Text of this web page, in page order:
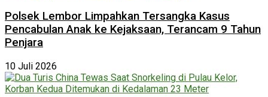
Polsek Lembor Limpahkan Tersangka Kasus
Pencabulan Anak ke Kejaksaan, Terancam 9 Tahun
Penjara
10 Juli 2026